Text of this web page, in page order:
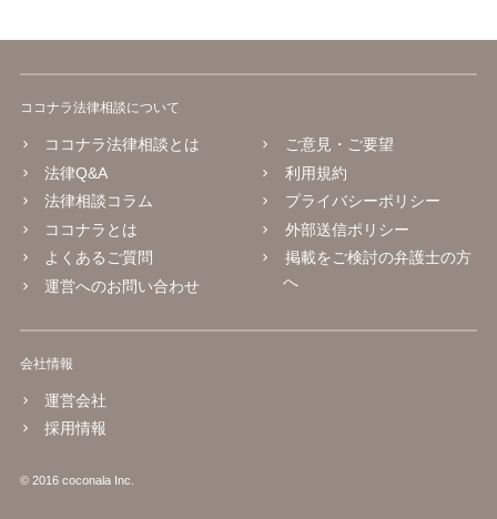
ココナラ法律相談について
ココナラ法律相談とは
法律Q&A
法律相談コラム
ココナラとは
よくあるご質問
運営へのお問い合わせ
ご意見・ご要望
利用規約
プライバシーポリシー
外部送信ポリシー
掲載をご検討の弁護士の方
へ
会社情報
運営会社
採用情報
© 2016 coconala Inc.